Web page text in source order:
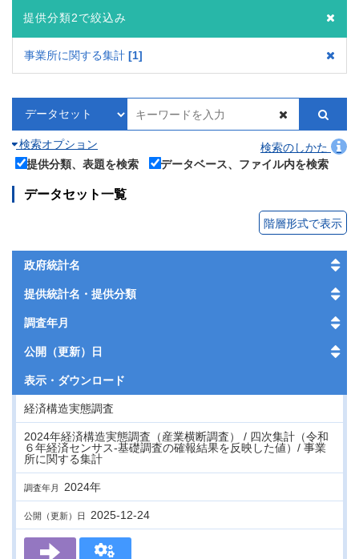
提供分類2で絞込み
事業所に関する集計 1
検索オプション
検索のしかた
提供分類、表題を検索
データベース、ファイル内を検索
データセット一覧
階層形式で表示
政府統計名
提供統計名・提供分類
調査年月
公開（更新）日
表示・ ダウンロード
経済構造実態調査
2024年経済構造実態調査（産業横断調査） / 四次集計（令和
６年経済センサス‐基礎調査の確報結果を反映した値）/ 事業
所に関する集計
調査年月 2024年
公開（更新）日 2025-12-24